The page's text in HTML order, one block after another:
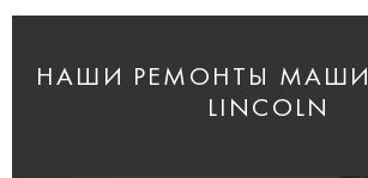
НАШИ РЕМОНТЫ
LINCOLN